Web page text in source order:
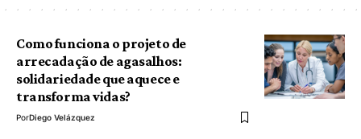
Como funciona o projeto de
arrecadação de agasalhos:
solidariedade que aquece e
transforma vidas?
PorDiego Velázquez